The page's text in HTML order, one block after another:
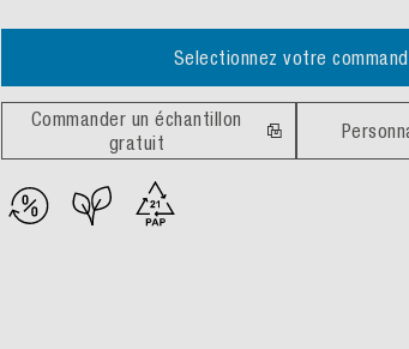
Selectionnez votre
Commander un échantillon
gratuit